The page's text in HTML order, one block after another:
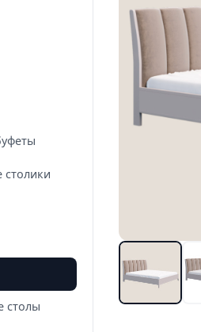
столы